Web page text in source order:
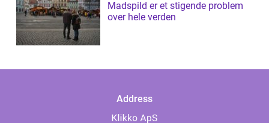
Madspild er et stigende problem
over hele verden
Address